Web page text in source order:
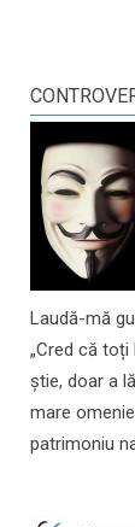
Laudă-mă
„Cred că
știe, doar a
mare
patrimoniu